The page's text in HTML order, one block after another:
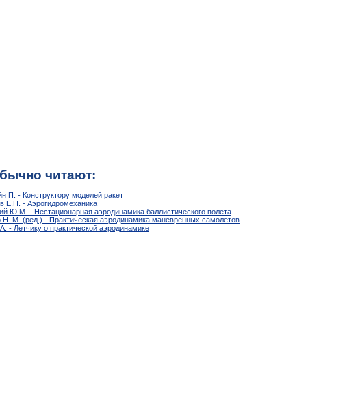
читают:
П. - Конструктору моделей ракет
Е.Н. - Аэрогидромеханика
Ю.М. - Нестационарная аэродинамика баллистического полета
Н. М. (ред.) - Практическая аэродинамика маневренных самолетов
- Летчику о практической аэродинамике